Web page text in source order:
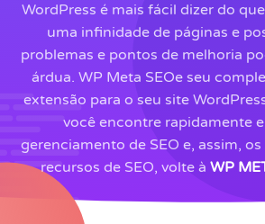
WordPress é mais fácil dizer do
uma infinidade de páginas e
problemas e pontos de melhoria
árdua. WP Meta SEOe seu
extensão para o seu site
você encontre rapidamente
gerenciamento de SEO e, assim,
recursos de SEO, volte à WP